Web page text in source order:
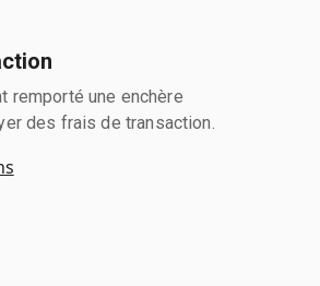
remporté une enchère
des frais de transaction.